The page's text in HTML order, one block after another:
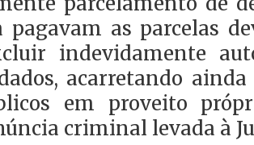
pagavam as parcelas
indevidamente
acarretando
em proveito
criminal levada à